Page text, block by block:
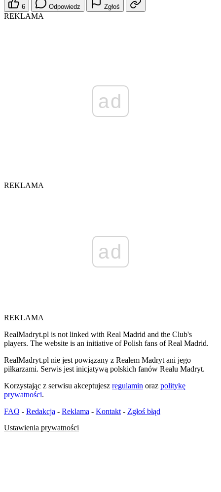
6 Odpowiedz Zgłoś
REKLAMA
ad
REKLAMA
ad
REKLAMA
RealMadryt.pl is not linked with Real Madrid and the Club's
players. The website is an initiative of Polish fans of Real Madrid.
RealMadryt.pl nie jest powiązany z Realem Madryt ani jego
piłkarzami. Serwis jest inicjatywą polskich fanów Realu Madryt.
Korzystając z serwisu akceptujesz regulamin oraz politykę
prywatności.
FAQ - Redakcja - Reklama - Kontakt - Zgłoś błąd
Ustawienia prywatności